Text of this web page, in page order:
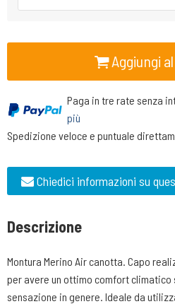
Aggiungi
Paga in tre rate senza
più
Spedizione veloce e puntuale
Chiedici informazioni su
Descrizione
Montura Merino Air canotta. Capo
per avere un ottimo comfort climatico
sensazione in genere. Ideale da